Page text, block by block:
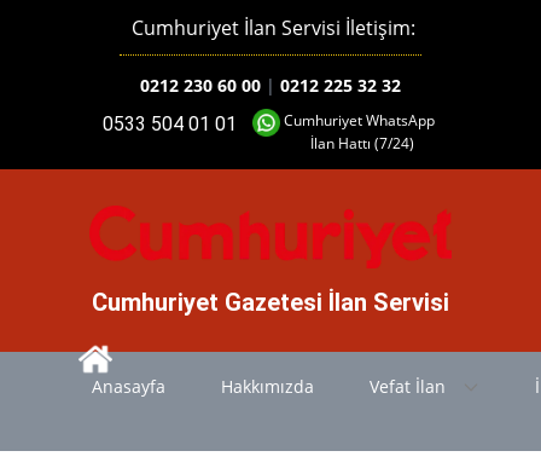
Cumhuriyet WhatsApp
İlan Hattı (7/24)
0533 504 01 01
Cumhuriyet İlan Servisi İletişim:
0212 230 60 00 | 0212 225 32 32
Cumhuriyet Gazetesi İlan Servisi
Anasayfa Hakkımızda Vefat İlan